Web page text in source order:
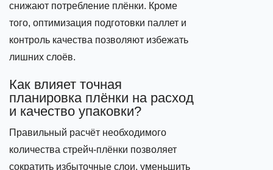
снижают потребление плёнки. Кроме
того, оптимизация подготовки паллет и
контроль качества позволяют избежать
лишних слоёв.
Как влияет точная
планировка плёнки на расход
и качество упаковки?
Правильный расчёт необходимого
количества стрейч‑плёнки позволяет
сократить избыточные слои, уменьшить